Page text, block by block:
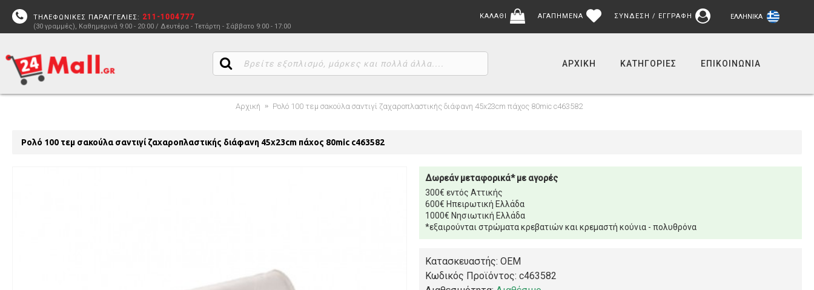
ΤΗΛΕΦΩΝΙΚΕΣ ΠΑΡΑΓΓΕΛΙΕΣ: 211-1004777
(30 γραμμές), Καθημερινά 9:00 - 20:00 / Δευτέρα - Τετάρτη - Σάββατο 9:00 - 17:00
ΕΛΛΗΝΙΚΆ
ΚΑΛΑΘΙ ΑΓΑΠΗΜΕΝΑ ΣΥΝΔΕΣΗ / ΕΓΓΡΑΦΗ
ΑΡΧΙΚΉ ΚΑΤΗΓΟΡΙΕΣ ΕΠΙΚΟΙΝΩΝΊΑ
Αρχική Ρολό 100 τεμ σακούλα σαντιγί ζαχαροπλαστικής διάφανη 45x23cm πάχος 80mic c463582
Ρολό 100 τεμ σακούλα σαντιγί ζαχαροπλαστικής διάφανη 45x23cm πάχος 80mic c463582
Δωρεάν μεταφορικά* με αγορές
300€ εντός Αττικής
600€ Ηπειρωτική Ελλάδα
1000€ Νησιωτική Ελλάδα
*εξαιρούνται στρώματα κρεβατιών και κρεμαστή κούνια - πολυθρόνα
Κατασκευαστής: OEM
Κωδικός Προϊόντος: c463582